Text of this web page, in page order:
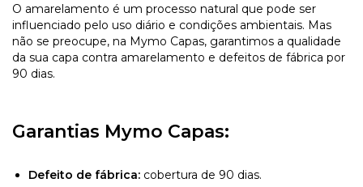
O amarelamento é um processo natural que pode ser
influenciado pelo uso diário e condições ambientais. Mas
não se preocupe, na Mymo Capas, garantimos a qualidade
da sua capa contra amarelamento e defeitos de fábrica por
90 dias.
Garantias Mymo Capas:
Defeito de fábrica: cobertura de 90 dias.